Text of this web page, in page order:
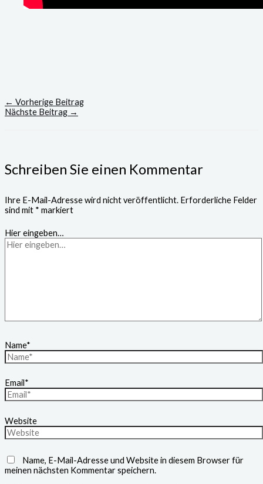
← Vorherige Beitrag
Nächste Beitrag →
Schreiben Sie einen Kommentar
Ihre E-Mail-Adresse wird nicht veröffentlicht. Erforderliche Felder
sind mit * markiert
Hier eingeben…
Name*
Email*
Website
Name, E-Mail-Adresse und Website in diesem Browser für
meinen nächsten Kommentar speichern.